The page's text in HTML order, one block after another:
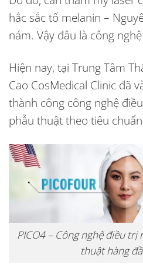
hắc sắc tố melanin –
nám. Vậy đâu là công
Hiện nay, tại Trung Tâm
Cao CosMedical Clinic đã
thành công công nghệ
phẫu thuật theo tiêu
PICO4 – Công nghệ điều trị
thuật hàng